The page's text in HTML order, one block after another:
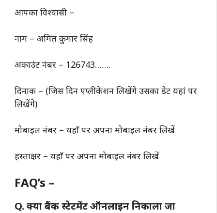
आपका विश्वासी –
नाम – अमित कुमार सिंह
अकाउंट नंबर – 126743…….
दिनाक – (जिस दिन एप्लीकेशन लिखेंगे उसका डेट यहां पर
लिखेंगे)
मोबाइल नंबर – यहाँ पर अपना मोबाइल नंबर लिखें
हस्ताक्षर – यहाँ पर अपना मोबाइल नंबर लिखें
FAQ’s –
Q. क्या बैंक स्टेटमेंट ऑनलाइन निकाला जा